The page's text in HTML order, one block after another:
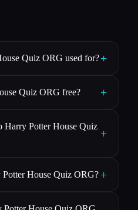
Quiz ORG used for?+
Quiz ORG free? +
Harry Potter House Quiz
+
House Quiz ORG? +